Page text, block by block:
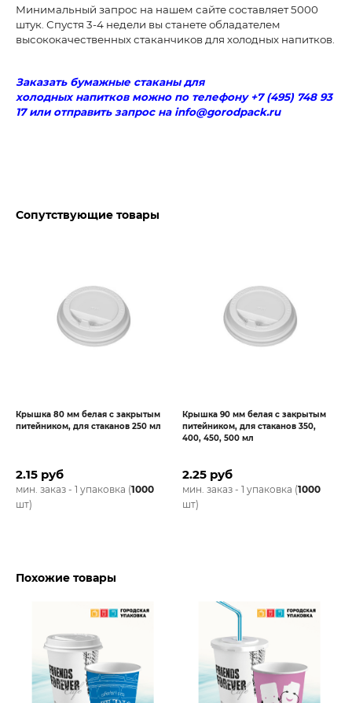
Минимальный запрос на нашем сайте составляет 5000
штук. Спустя 3-4 недели вы станете обладателем
высококачественных стаканчиков для холодных напитков.
Заказать бумажные стаканы для
холодных напитков можно по телефону +7 (495) 748 93
17 или отправить запрос на info@gorodpack.ru
Сопутствующие товары
Крышка 80 мм белая с закрытым
питейником, для стаканов 250 мл
2.15 руб
мин. заказ - 1 упаковка (1000
шт)
Крышка 90 мм белая с закрытым
питейником, для стаканов 350,
400, 450, 500 мл
2.25 руб
мин. заказ - 1 упаковка (1000
шт)
Похожие товары